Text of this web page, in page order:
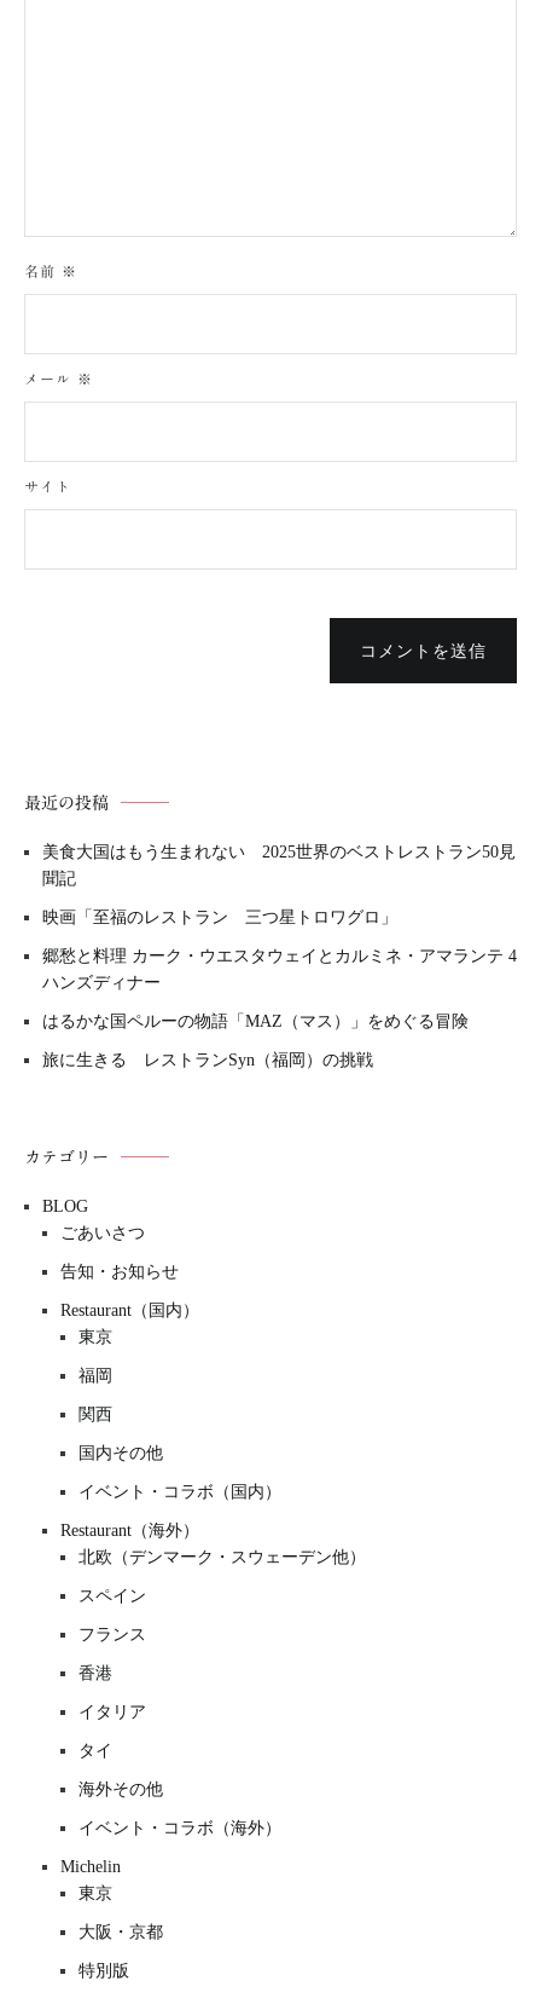
名前 ※
メール ※
サイト
コメントを送信
最近の投稿
美食大国はもう生まれない 2025世界のベストレストラン50見
聞記
映画「至福のレストラン 三つ星トロワグロ」
郷愁と料理 カーク・ウエスタウェイとカルミネ・アマランテ 4
ハンズディナー
はるかな国ペルーの物語「MAZ（マス）」をめぐる冒険
旅に生きる レストランSyn（福岡）の挑戦
カテゴリー
BLOG
ごあいさつ
告知・お知らせ
Restaurant（国内）
東京
福岡
関西
国内その他
イベント・コラボ（国内）
Restaurant（海外）
北欧（デンマーク・スウェーデン他）
スペイン
フランス
香港
イタリア
タイ
海外その他
イベント・コラボ（海外）
Michelin
東京
大阪・京都
特別版